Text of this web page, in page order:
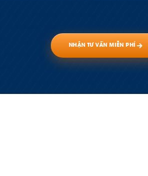
NHẬN TƯ VẤN MIỄN PHÍ